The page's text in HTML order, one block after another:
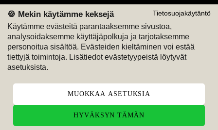
Tietosuojakäytäntö
🍪 Mekin käytämme keksejä
Käytämme evästeitä parantaaksemme sivustoa,
analysoidaksemme käyttäjäpolkuja ja tarjotaksemme
personoitua sisältöä. Evästeiden kieltäminen voi estää
tiettyjä toimintoja. Lisätiedot evästetyypeistä löytyvät
asetuksista.
MUOKKAA ASETUKSIA
HYVÄKSYN TÄMÄN
Maksutavat
M
Seuraa meitä